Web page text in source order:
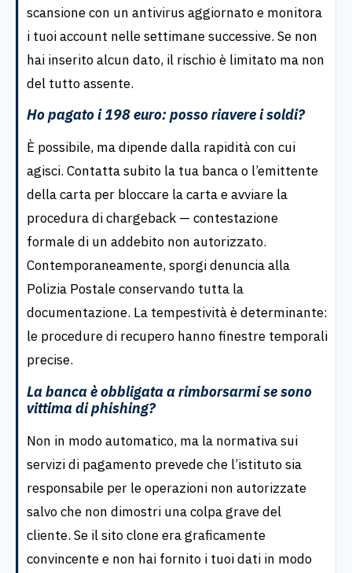
scansione con un antivirus aggiornato e monitora
i tuoi account nelle settimane successive. Se non
hai inserito alcun dato, il rischio è limitato ma non
del tutto assente.
Ho pagato i 198 euro: posso riavere i soldi?
È possibile, ma dipende dalla rapidità con cui
agisci. Contatta subito la tua banca o l’emittente
della carta per bloccare la carta e avviare la
procedura di chargeback — contestazione
formale di un addebito non autorizzato.
Contemporaneamente, sporgi denuncia alla
Polizia Postale conservando tutta la
documentazione. La tempestività è determinante:
le procedure di recupero hanno finestre temporali
precise.
La banca è obbligata a rimborsarmi se sono
vittima di phishing?
Non in modo automatico, ma la normativa sui
servizi di pagamento prevede che l’istituto sia
responsabile per le operazioni non autorizzate
salvo che non dimostri una colpa grave del
cliente. Se il sito clone era graficamente
convincente e non hai fornito i tuoi dati in modo